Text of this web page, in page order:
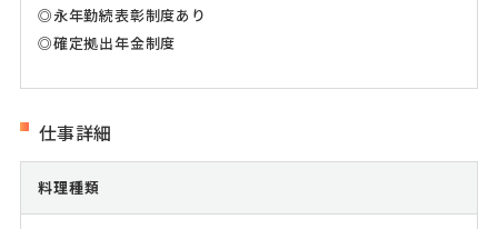
◎永年勤続表彰制度あり
◎確定拠出年金制度
仕事詳細
料理種類